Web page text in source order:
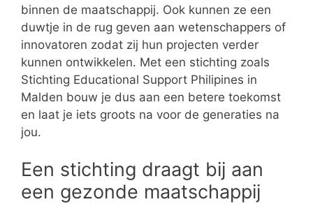
binnen de maatschappij. Ook kunnen ze een
duwtje in de rug geven aan wetenschappers of
innovatoren zodat zij hun projecten verder
kunnen ontwikkelen. Met een stichting zoals
Stichting Educational Support Philipines in
Malden bouw je dus aan een betere toekomst
en laat je iets groots na voor de generaties na
jou.
Een stichting draagt bij aan
een gezonde maatschappij